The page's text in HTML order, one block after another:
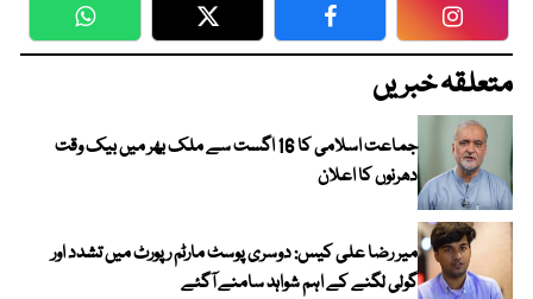
WhatsApp Twitter Facebook
متعلقہ خبریں
جماعت اسلامی کا 16 اگست سے ملک بھر میں بیک وقت
دھرنوں کا اعلان
میر رضا علی کیس: دوسری پوسٹ مارٹم رپورٹ میں تشدد اور
گولی لگنے کے اہم شواہد سامنے آگئے